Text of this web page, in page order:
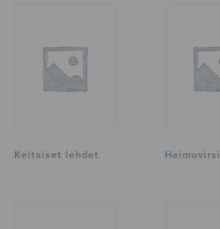
Keltaiset lehdet Heimovirsi